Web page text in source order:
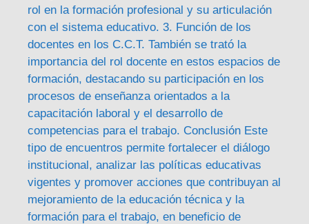
rol en la formación profesional y su articulación
con el sistema educativo. 3. Función de los
docentes en los C.C.T. También se trató la
importancia del rol docente en estos espacios de
formación, destacando su participación en los
procesos de enseñanza orientados a la
capacitación laboral y el desarrollo de
competencias para el trabajo. Conclusión Este
tipo de encuentros permite fortalecer el diálogo
institucional, analizar las políticas educativas
vigentes y promover acciones que contribuyan al
mejoramiento de la educación técnica y la
formación para el trabajo, en beneficio de